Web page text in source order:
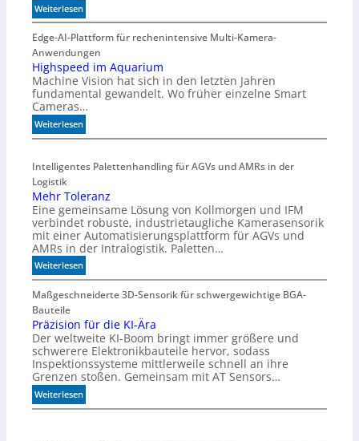
Weiterlesen:
C
o
i
l
s
z
ä
h
l
n
Edge-AI-Plattform für rechenintensive Multi-Kamera-
Anwendungen
Highspeed im Aquarium
Machine Vision hat sich in den letzten Jahren
fundamental gewandelt. Wo früher einzelne Smart
Cameras…
Weiterlesen:
H
g
s
p
e
e
d
i
m
A
u
a
r
i
u
m
Intelligentes Palettenhandling für AGVs und AMRs in der
Logistik
Mehr Toleranz
Eine gemeinsame Lösung von Kollmorgen und IFM
verbindet robuste, industrietaugliche Kamerasensorik
mit einer Automatisierungsplattform für AGVs und
AMRs in der Intralogistik. Paletten…
Weiterlesen:
M
e
r
T
o
l
e
r
a
Maßgeschneiderte 3D-Sensorik für schwergewichtige BGA-
Bauteile
Präzision für die KI-Ära
Der weltweite KI-Boom bringt immer größere und
schwerere Elektronikbauteile hervor, sodass
Inspektionssysteme mittlerweile schnell an ihre
Grenzen stoßen. Gemeinsam mit AT Sensors…
Weiterlesen:
P